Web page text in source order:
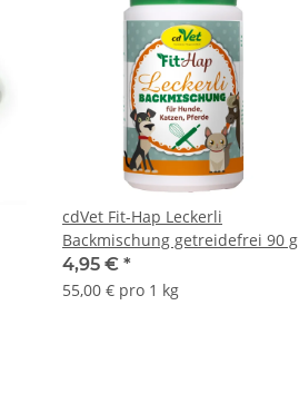
cdVet Fit-Hap Leckerli
Backmischung getreidefrei 90 g
4,95 € *
55,00 € pro 1 kg